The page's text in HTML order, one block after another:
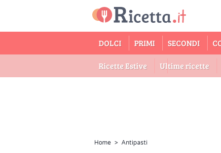
DOLCI PRIMI SECONDI
Ricette Estive Ultime ricette
Home > Antipasti